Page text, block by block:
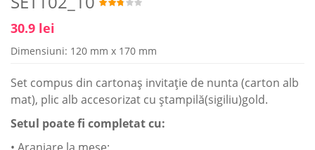
30.9 lei
Dimensiuni: 120 mm x 170 mm
Set compus din cartonaş invitaţie de nunta (carton alb
mat), plic alb accesorizat cu ştampilă(sigiliu)gold.
Setul poate fi completat cu: